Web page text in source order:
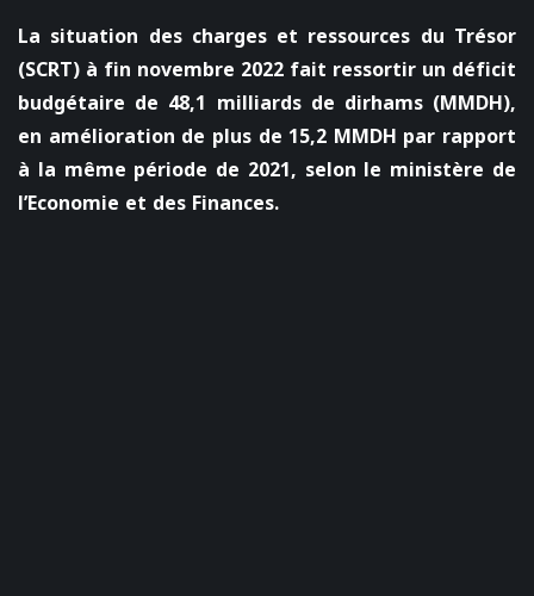
La situation des charges et ressources du Trésor
(SCRT) à fin novembre 2022 fait ressortir un déficit
budgétaire de 48,1 milliards de dirhams (MMDH),
en amélioration de plus de 15,2 MMDH par rapport
à la même période de 2021, selon le ministère de
l’Economie et des Finances.